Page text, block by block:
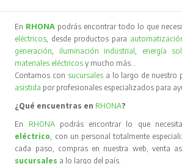
En RHONA podrás encontrar todo lo que
eléctricos , desde productos para
generación
iluminación industrial energía
materiales eléctricos y mucho más…
Contamos con sucursales a lo largo de nuestro
asistida por profesionales especializados para
¿Qué encuentras en RHONA?
En RHONA podrás encontrar lo que
eléctrico , con un personal totalmente
cada paso, compras en nuestra web, venta
sucursales a lo largo del país.